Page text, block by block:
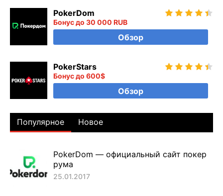
PokerDom
Бонус до 30 000 RUB
Обзор
PokerStars
Бонус до 600$
Обзор
Популярное Новое
PokerDom — официальный сайт покер
рума
25.01.2017